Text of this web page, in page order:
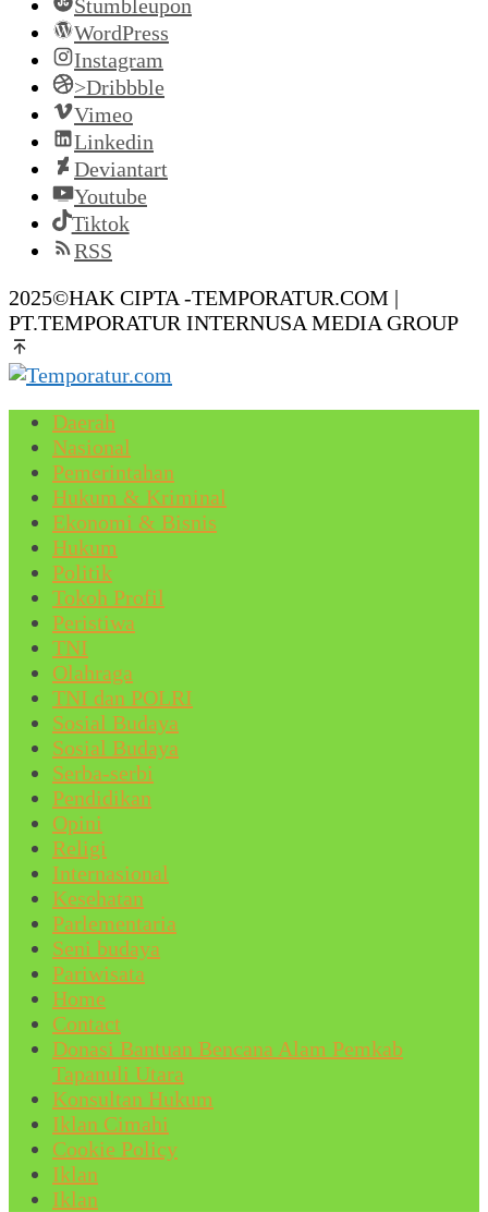
Stumbleupon
WordPress
Instagram
>Dribbble
Vimeo
Linkedin
Deviantart
Youtube
Tiktok
RSS
2025©HAK CIPTA -TEMPORATUR.COM |
PT.TEMPORATUR INTERNUSA MEDIA GROUP
Daerah
Nasional
Pemerintahan
Hukum & Kriminal
Ekonomi & Bisnis
Hukum
Politik
Tokoh Profil
Peristiwa
TNI
Olahraga
TNI dan POLRI
Sosial Budaya
Sosial Budaya
Serba-serbi
Pendidikan
Opini
Religi
Internasional
Kesehatan
Parlementaria
Seni budaya
Pariwisata
Home
Contact
Donasi Bantuan Bencana Alam Pemkab
Tapanuli Utara
Konsultan Hukum
Iklan Cimahi
Cookie Policy
Iklan
Iklan